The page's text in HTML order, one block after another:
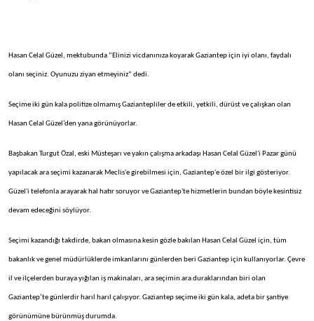
Hasan Celal Güzel, mektubunda “Elinizi vicdanınıza koyarak Gaziantep için iyi olanı, faydalı
olanı seçiniz. Oyunuzu ziyan etmeyiniz” dedi.
Seçime iki gün kala politize olmamış Gaziantepliler de etkili, yetkili, dürüst ve çalışkan olan
Hasan Celal Güzel’den yana görünüyorlar.
Başbakan Turgut Özal, eski Müsteşarı ve yakın çalışma arkadaşı Hasan Celal Güzel'i Pazar günü
yapılacak ara seçimi kazanarak Meclis'e girebilmesi için, Gaziantep'e özel bir ilgi gösteriyor.
Güzel'i telefonla arayarak hal hatır soruyor ve Gaziantep'te hizmetlerin bundan böyle kesintisiz
devam edeceğini söylüyor.
Seçimi kazandığı takdirde, bakan olmasına kesin gözle bakılan Hasan Celal Güzel için, tüm
bakanlık ve genel müdürlüklerde imkanlarını günlerden beri Gaziantep için kullanıyorlar. Çevre
il ve ilçelerden buraya yığılan iş makinaları, ara seçimin ara duraklarından biri olan
Gaziantep’te günlerdir harıl harıl çalışıyor. Gaziantep seçime iki gün kala, adeta bir şantiye
görünümüne bürünmüş durumda.